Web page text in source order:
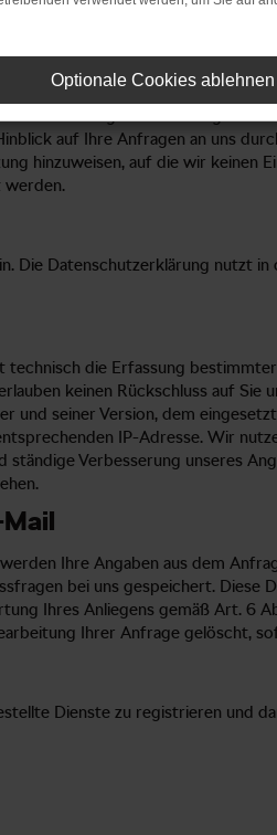
notwendigen Informationen
Daten erfolgt streng nach den
verpflichtet und arbeiten
uns das möglich ist. Auch
auf Ihre Anfragen an uns
hinzuweisen, auf die wir keinen
werden.
Die Datenschutzerklärung nutzt
die Erfassung
keinen Rückschluss auf
und seiner Version, dem
IP-Adresse. Wir
Verbesserung unseres
Ihre Angaben aus dem
bei uns gespeichert. Diese
Ihres Anliegens gemäß Art. 6
Ihrer Anfrage gelöscht,
Dienste zu registrieren und
Optionale Cookies ablehnen